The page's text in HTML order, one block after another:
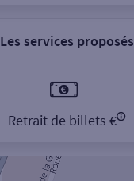
Les services proposés
Retrait de billets €